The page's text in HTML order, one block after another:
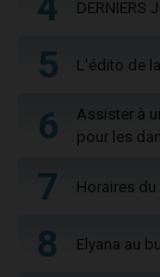
DERNIERS
5 L'édito de
6
Assister à
pour les
7 Horaires du
8 Elyana au